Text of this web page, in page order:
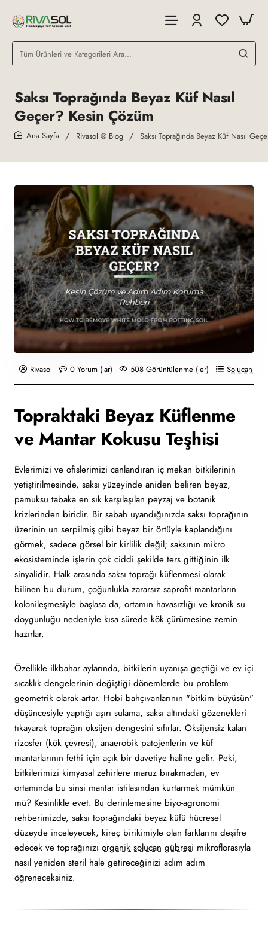
Tüm
Ürünleri
Kategorileri
Ara...
Saksı Toprağında Beyaz Küf Nasıl
Geçer? Kesin Çözüm
Rivasol ® Blog Saksı Toprağında Beyaz Küf Nasıl
Haz
Rivasol 0 Yorum (lar) 508 Görüntülenme (ler) Solucan
Topraktaki Beyaz Küflenme
ve Mantar Kokusu Teşhisi
Evlerimizi ve ofislerimizi canlandıran iç mekan bitkilerinin
yetiştirilmesinde, saksı yüzeyinde aniden beliren beyaz,
pamuksu tabaka en sık karşılaşılan peyzaj ve botanik
krizlerinden biridir. Bir sabah uyandığınızda saksı toprağının
üzerinin un serpilmiş gibi beyaz bir örtüyle kaplandığını
görmek, sadece görsel bir kirlilik değil; saksının mikro
ekosisteminde işlerin çok ciddi şekilde ters gittiğinin ilk
sinyalidir. Halk arasında saksı toprağı küflenmesi olarak
bilinen bu durum, çoğunlukla zararsız saprofit mantarların
kolonileşmesiyle başlasa da, ortamın havasızlığı ve kronik su
doygunluğu nedeniyle kısa sürede kök çürümesine zemin
hazırlar.
Özellikle ilkbahar aylarında, bitkilerin uyanışa geçtiği ve ev içi
sıcaklık dengelerinin değiştiği dönemlerde bu problem
geometrik olarak artar. Hobi bahçıvanlarının "bitkim büyüsün"
düşüncesiyle yaptığı aşırı sulama, saksı altındaki gözenekleri
tıkayarak toprağın oksijen dengesini sıfırlar. Oksijensiz kalan
rizosfer (kök çevresi), anaerobik patojenlerin ve küf
mantarlarının fethi için açık bir davetiye haline gelir. Peki,
bitkilerimizi kimyasal zehirlere maruz bırakmadan, ev
ortamında bu sinsi mantar istilasından kurtarmak mümkün
mü? Kesinlikle evet. Bu derinlemesine biyo-agronomi
rehberimizde, saksı toprağındaki beyaz küfü hücresel
düzeyde inceleyecek, kireç birikimiyle olan farklarını deşifre
edecek ve toprağınızı organik solucan gübresi mikroflorasıyla
nasıl yeniden steril hale getireceğinizi adım adım
öğreneceksiniz.